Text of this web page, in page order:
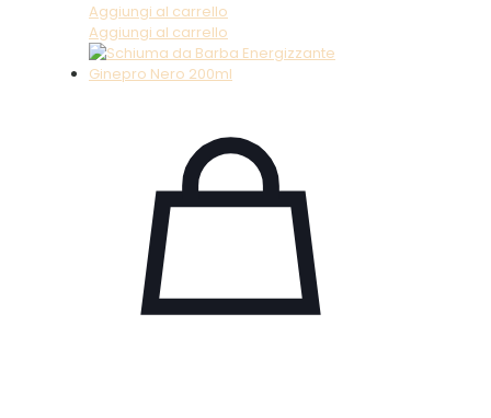
Aggiungi al carrello
Aggiungi al carrello